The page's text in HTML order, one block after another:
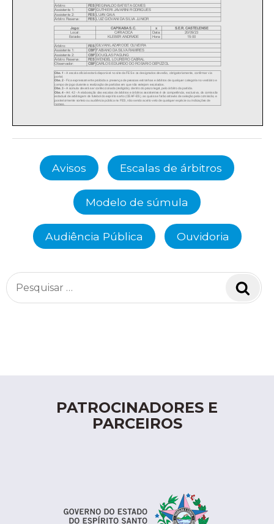
Avisos Escalas de árbitros
Modelo de súmula
Audiência Pública Ouvidoria
Pesquisar
por:
PATROCINADORES E
PARCEIROS